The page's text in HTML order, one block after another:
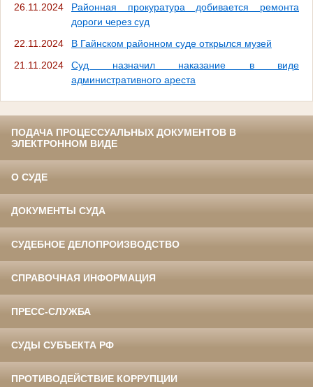
26.11.2024
Районная прокуратура добивается ремонта
дороги через суд
22.11.2024
В Гайнском районном суде открылся музей
21.11.2024
Суд назначил наказание в виде
административного ареста
ПОДАЧА ПРОЦЕССУАЛЬНЫХ ДОКУМЕНТОВ В
ЭЛЕКТРОННОМ ВИДЕ
О СУДЕ
ДОКУМЕНТЫ СУДА
СУДЕБНОЕ ДЕЛОПРОИЗВОДСТВО
СПРАВОЧНАЯ ИНФОРМАЦИЯ
ПРЕСС-СЛУЖБА
СУДЫ СУБЪЕКТА РФ
ПРОТИВОДЕЙСТВИЕ КОРРУПЦИИ